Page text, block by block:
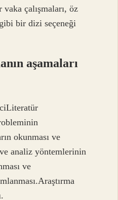
çalışmaları, öz
bir dizi seçeneği
aşamaları
okunması ve
analiz yöntemlerinin
ve